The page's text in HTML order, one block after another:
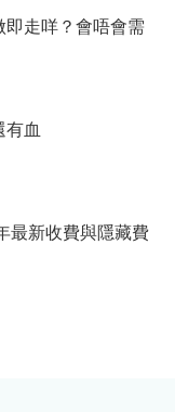
走咩？會唔會需
有血
最新收費與隱藏費